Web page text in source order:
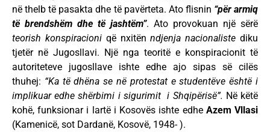
në thelb të pasakta dhe të pavërteta. Ato flisnin “për armiq
të brendshëm dhe të jashtëm”. Ato provokuan një sërë
teorish konspiracioniqë nxitënndjenja nacionaliste diku
tjetër në Jugosllavi. Një nga teoritë e konspiracionit të
autoriteteve jugosllave ishte edhe ajo sipas së cilës
thuhej: “Ka të dhëna se në protestat e studentëve është i
implikuar edhe shërbimi i sigurimit i Shqipërisë”. Në këtë
kohë, funksionar i lartë i Kosovës ishte edhe Azem Vllasi
(Kamenicë, sot Dardanë, Kosovë, 1948- ).